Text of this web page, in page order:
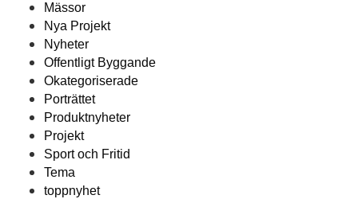
Mässor
Nya Projekt
Nyheter
Offentligt Byggande
Okategoriserade
Porträttet
Produktnyheter
Projekt
Sport och Fritid
Tema
toppnyhet